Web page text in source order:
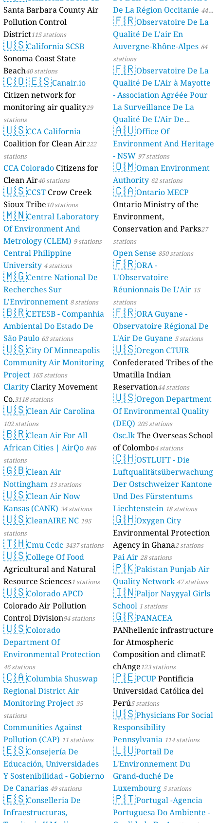
Santa Barbara County Air
Pollution Control
District115 stations
🇺🇸California SCSB
Sonoma Coast State
Beach40 stations
🇨🇴🇪🇸Canair.io
Citizen network for
monitoring air quality29
stations
🇺🇸CCA California
Coalition for Clean Air222
stations
CCA Colorado Citizens for
Clean Air40 stations
🇺🇸CCST Crow Creek
Sioux Tribe10 stations
🇲🇳Central Laboratory
Of Environment And
Metrology (CLEM) 9 stations
Central Philippine
University 4 stations
🇲🇬Centre National De
Recherches Sur
L'Environnement 8 stations
🇧🇷CETESB - Companhia
Ambiental Do Estado De
São Paulo 63 stations
🇺🇸City Of Minneapolis
Community Air Monitoring
Project 165 stations
Clarity Clarity Movement
Co.3118 stations
🇺🇸Clean Air Carolina
102 stations
🇧🇷Clean Air For All
African Cities | AirQo 846
stations
🇬🇧Clean Air
Nottingham 13 stations
🇺🇸Clean Air Now
Kansas (CANK) 34 stations
🇺🇸CleanAIRE NC 195
stations
🇹🇭Cmu Ccdc 3437 stations
🇺🇸College Of Food
Agricultural and Natural
Resource Sciences1 stations
🇺🇸Colorado APCD
Colorado Air Pollution
Control Division94 stations
🇺🇸Colorado
Department Of
Environmental Protection
46 stations
🇨🇦Columbia Shuswap
Regional District Air
Monitoring Project 35
stations
Communities Against
Pollution (CAP) 11 stations
🇪🇸Consejería De
Educación, Universidades
Y Sostenibilidad - Gobierno
De Canarias 49 stations
🇪🇸Conselleria De
Infraestructuras,
De La Région Occitanie 44
stations
🇫🇷Observatoire De La
Qualité De L'air En
Auvergne-Rhône-Alpes 84
stations
🇫🇷Observatoire De La
Qualité De L'Air à Mayotte
- Association Agréée Pour
La Surveillance De La
Qualité De L'Air De
Mayotte 4 stations
🇦🇺Office Of
Environment And Heritage
- NSW 97 stations
🇴🇲Oman Environment
Authority 62 stations
🇨🇦Ontario MECP
Ontario Ministry of the
Environment,
Conservation and Parks27
stations
Open Sense 850 stations
🇫🇷ORA -
L'Observatoire
Réunionnais De L’Air 15
stations
🇫🇷ORA Guyane -
Observatoire Régional De
L'Air De Guyane 5 stations
🇺🇸Oregon CTUIR
Confederated Tribes of the
Umatilla Indian
Reservation44 stations
🇺🇸Oregon Department
Of Environmental Quality
(DEQ) 205 stations
Osc.lkThe Overseas School
of Colombo4 stations
🇨🇭OSTLUFT - Die
Luftqualitätsüberwachung
Der Ostschweizer Kantone
Und Des Fürstentums
Liechtenstein 18 stations
🇬🇭Oxygen City
Environmental Protection
Agency in Ghana2 stations
Pai Air 28 stations
🇵🇰Pakistan Punjab Air
Quality Network 47 stations
🇮🇳Paljor Naygyal Girls
School 1 stations
🇬🇷PANACEA
PANhellenic infrastructure
for Atmospheric
Composition and climatE
chAnge123 stations
🇵🇪PCUP Pontificia
Universidad Católica del
Perú5 stations
🇺🇸Physicians For Social
Responsibility
Pennsylvania 114 stations
🇱🇺Portail De
L'Environnement Du
Grand-duché De
Luxembourg 5 stations
🇵🇹Portugal -Agencia
Portuguesa Do Ambiente -